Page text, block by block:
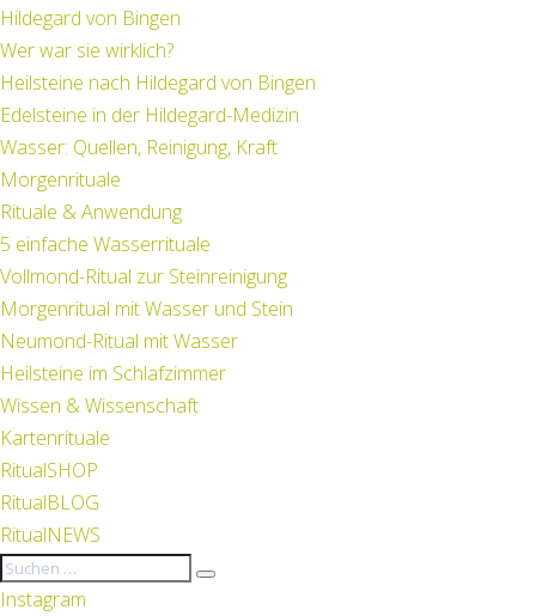
Hildegard von Bingen
Wer war sie wirklich?
Heilsteine nach Hildegard von Bingen
Edelsteine in der Hildegard-Medizin
Wasser: Quellen, Reinigung, Kraft
Morgenrituale
Rituale & Anwendung
5 einfache Wasserrituale
Vollmond-Ritual zur Steinreinigung
Morgenritual mit Wasser und Stein
Neumond-Ritual mit Wasser
Heilsteine im Schlafzimmer
Wissen & Wissenschaft
Kartenrituale
RitualSHOP
RitualBLOG
RitualNEWS
Instagram